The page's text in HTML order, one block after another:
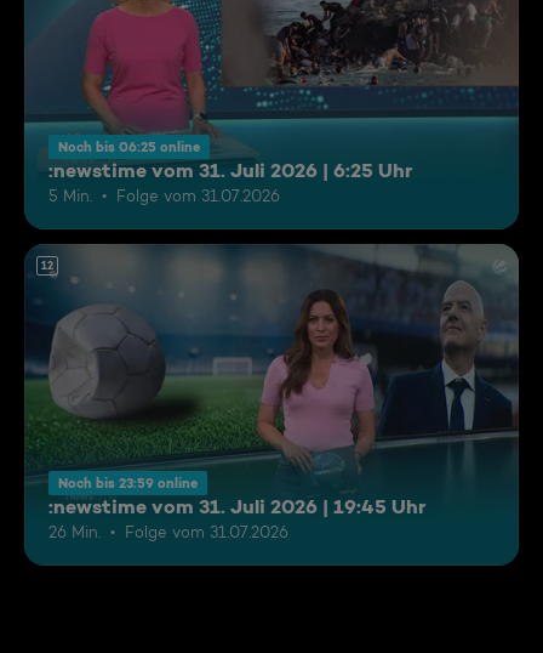
Noch bis 06:25 online
:newstime vom 31. Juli 2026 | 6:25 Uhr
5 Min. Folge vom 31.07.2026
12
Noch bis 23:59 online
:newstime vom 31. Juli 2026 | 19:45 Uhr
26 Min. Folge vom 31.07.2026